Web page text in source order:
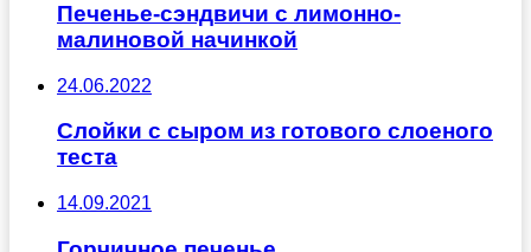
Печенье-сэндвичи с лимонно-
малиновой начинкой
24.06.2022
Слойки с сыром из готового слоеного
теста
14.09.2021